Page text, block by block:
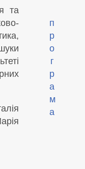
та
п
р
о
г
р
а
м
а